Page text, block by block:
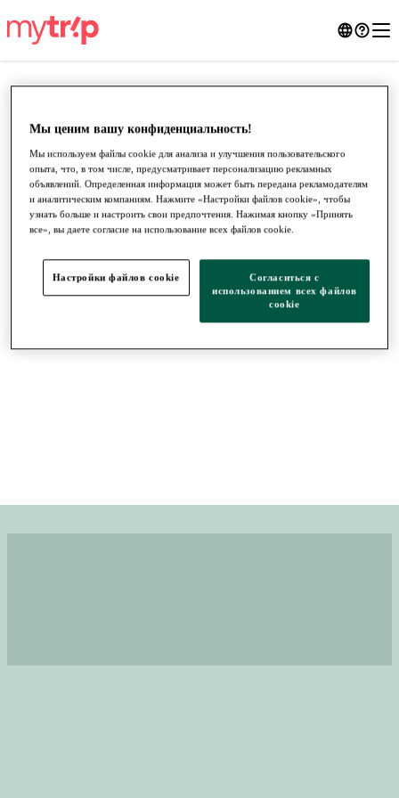
● ●
Мы ценим вашу конфиденциальность!
Мы используем файлы cookie для анализа и улучшения пользовательского
опыта, что, в том числе, предусматривает персонализацию рекламных
объявлений. Определенная информация может быть передана рекламодателям
и аналитическим компаниям. Нажмите «Настройки файлов cookie», чтобы
узнать больше и настроить свои предпочтения. Нажимая кнопку «Принять
все», вы даете согласие на использование всех файлов cookie.
Настройки файлов cookie
Согласиться с
использованием всех файлов
cookie